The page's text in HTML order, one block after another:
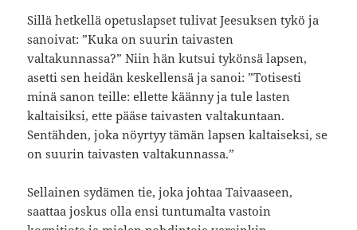
Sillä hetkellä opetuslapset tulivat Jeesuksen tykö ja
sanoivat: ”Kuka on suurin taivasten
valtakunnassa?” Niin hän kutsui tykönsä lapsen,
asetti sen heidän keskellensä ja sanoi: ”Totisesti
minä sanon teille: ellette käänny ja tule lasten
kaltaisiksi, ette pääse taivasten valtakuntaan.
Sentähden, joka nöyrtyy tämän lapsen kaltaiseksi, se
on suurin taivasten valtakunnassa.”
Sellainen sydämen tie, joka johtaa Taivaaseen,
saattaa joskus olla ensi tuntumalta vastoin